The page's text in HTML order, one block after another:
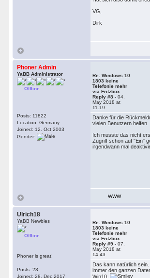
VG,
Dirk
Phoner Admin
YaBB Administrator
Offline
Posts: 11822
Location: Germany
Joined: 12. Oct 2003
Gender:
Re: Windows 10
1803 keine
Telefonie mehr
via Fritzbox
Reply #8 - 04.
May 2018 at
11:19
Danke für die
vielen Benutzern helfen.
Ich musste das nicht
Zugriff schon auf "Ein"
irgendwann mal
WWW
Ulrich18
YaBB Newbies
Offline
Phoner is great!
Posts: 23
Joined: 28. Dec 2017
Re: Windows 10
1803 keine
Telefonie mehr
via Fritzbox
Reply #9 - 07.
May 2018 at
14:43
Das kann natürlich
immer den ganzen
Win10.